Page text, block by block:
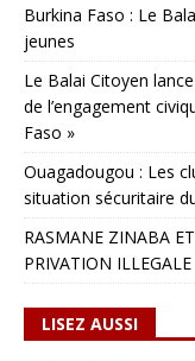
Burkina Faso : Le
jeunes
Le Balai Citoyen
de l’engagement
Faso »
Ouagadougou : Les
situation sécuritaire
RASMANE ZINABA
PRIVATION
LISEZ AUSSI